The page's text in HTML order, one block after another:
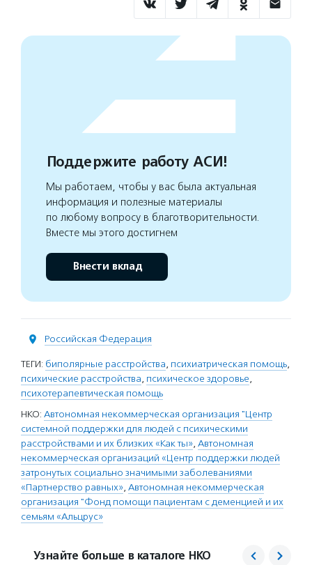
Поддержите работу АСИ!
Мы работаем, чтобы у вас была актуальная
информация и полезные материалы
по любому вопросу в благотворительности.
Вместе мы этого достигнем
Внести вклад
Российская Федерация
ТЕГИ: биполярные расстройства, психиатрическая помощь,
психические расстройства, психическое здоровье,
психотерапевтическая помощь
НКО: Автономная некоммерческая организация "Центр
системной поддержки для людей с психическими
расстройствами и их близких «Как ты», Автономная
некоммерческая организаций «Центр поддержки людей
затронутых социально значимыми заболеваниями
«Партнерство равных», Автономная некоммерческая
организация "Фонд помощи пациентам с деменцией и их
семьям «Альцрус»
Узнайте больше в каталоге НКО